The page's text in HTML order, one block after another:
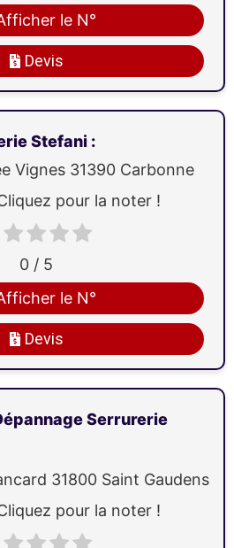
Devis
le N°
Stefani :
Vignes 31390 Carbonne
Devis
le N°
0 / 5
pour la noter !
Serrurerie
31800 Saint Gaudens
pour la noter !